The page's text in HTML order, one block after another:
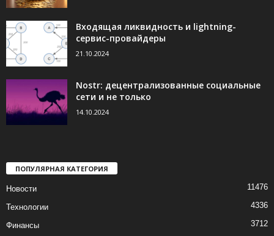
Входящая ликвидность и lightning-
сервис-провайдеры
21.10.2024
Nostr: децентрализованные социальные
сети и не только
14.10.2024
ПОПУЛЯРНАЯ КАТЕГОРИЯ
Новости 11476
Технологии 4336
Финансы 3712